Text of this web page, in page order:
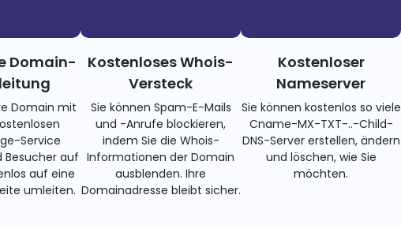
Domain-
Domain mit
Service
Besucher auf
auf eine
umleiten.
Kostenloses Whois-
Versteck
Sie können Spam-E-Mails
und -Anrufe blockieren,
indem Sie die Whois-
Informationen der Domain
ausblenden. Ihre
Domainadresse bleibt sicher.
Kostenloser
Nameserver
Sie können kostenlos so viele
Cname-MX-TXT-..-Child-
DNS-Server erstellen, ändern
und löschen, wie Sie
möchten.